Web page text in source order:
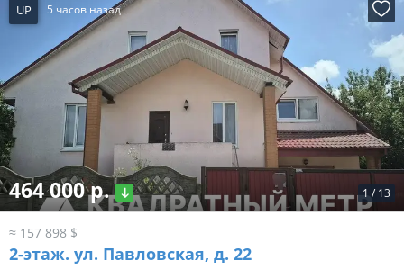
UP 5 часов назад
1 / 13
464 000 р.
≈ 157 898 $
2-этаж. ул. Павловская, д. 22